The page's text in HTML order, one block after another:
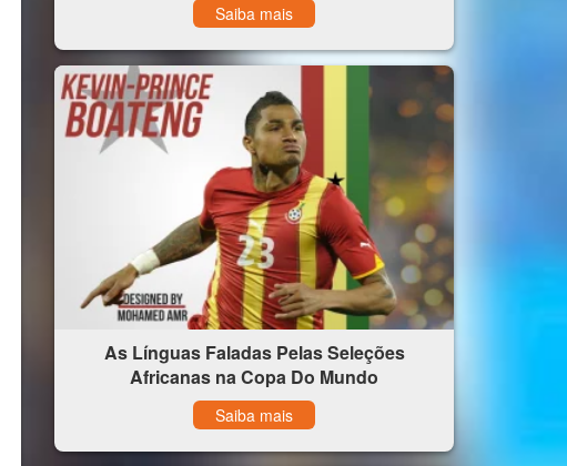
Saiba mais
As Línguas Faladas Pelas Seleções
Africanas na Copa Do Mundo
Saiba mais